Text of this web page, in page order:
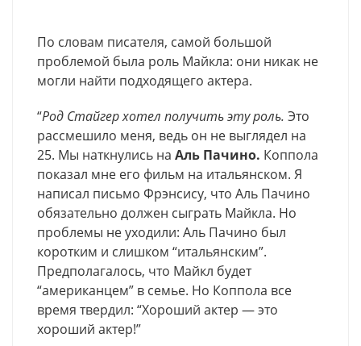
По словам писателя, самой большой
проблемой была роль Майкла: они никак не
могли найти подходящего актера.
“Род Стайгер хотел получить эту роль. Это
рассмешило меня, ведь он не выглядел на
25. Мы наткнулись на Аль Пачино. Коппола
показал мне его фильм на итальянском. Я
написал письмо Фрэнсису, что Аль Пачино
обязательно должен сыграть Майкла. Но
проблемы не уходили: Аль Пачино был
коротким и слишком “итальянским”.
Предполагалось, что Майкл будет
“американцем” в семье. Но Коппола все
время твердил: “Хороший актер — это
хороший актер!”